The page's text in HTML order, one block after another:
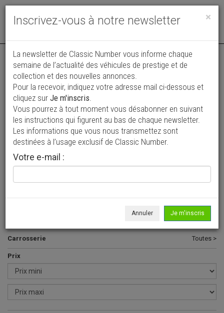
Toggle
Vos annonces vues par
plus de 4 millions de collectionneurs
Ajouter une annonce
> Rechercher un véhicule
ZB >
Carrosserie Toutes >
Prix
×
Inscrivez-vous à notre newsletter
La newsletter de Classic Number vous informe chaque
semaine de l’actualité des véhicules de prestige et de
collection et des nouvelles annonces.
Pour la recevoir, indiquez votre adresse mail ci-dessous et
cliquez sur Je m'inscris.
Vous pourrez à tout moment vous désabonner en suivant
les instructions qui figurent au bas de chaque newsletter.
Les informations que vous nous transmettez sont
destinées à l’usage exclusif de Classic Number.
Votre e-mail :
Annuler Je m'inscris